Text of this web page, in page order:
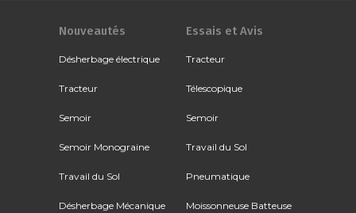
Nouveautés
Désherbage électrique
Tracteur
Semoir
Semoir Monograine
Travail du Sol
Désherbage Mécanique
Essais et Avis
Tracteur
Télescopique
Semoir
Travail du Sol
Pneumatique
Moissonneuse Batteuse